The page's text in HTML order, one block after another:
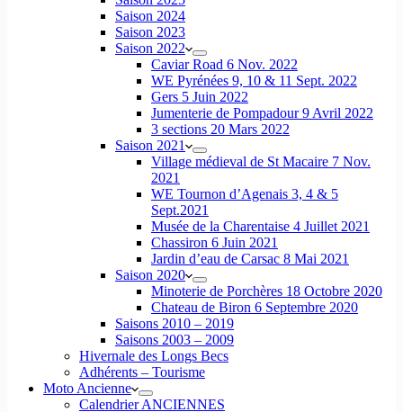
Saison 2024
Saison 2023
Saison 2022
Caviar Road 6 Nov. 2022
WE Pyrénées 9, 10 & 11 Sept. 2022
Gers 5 Juin 2022
Jumenterie de Pompadour 9 Avril 2022
3 sections 20 Mars 2022
Saison 2021
Village médieval de St Macaire 7 Nov.
2021
WE Tournon d’Agenais 3, 4 & 5
Sept.2021
Musée de la Charentaise 4 Juillet 2021
Chassiron 6 Juin 2021
Jardin d’eau de Carsac 8 Mai 2021
Saison 2020
Minoterie de Porchères 18 Octobre 2020
Chateau de Biron 6 Septembre 2020
Saisons 2010 – 2019
Saisons 2003 – 2009
Hivernale des Longs Becs
Adhérents – Tourisme
Moto Ancienne
Calendrier ANCIENNES